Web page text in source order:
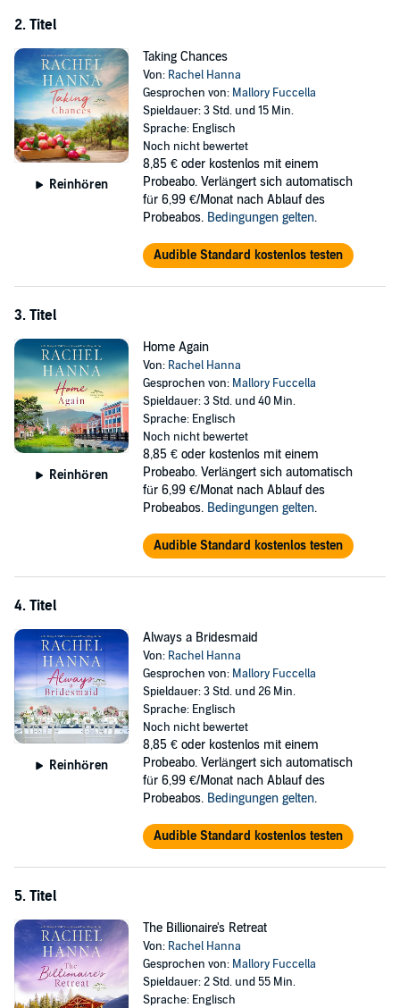
2. Titel
Reinhören
Taking Chances
Von: Rachel Hanna
Gesprochen von: Mallory Fuccella
Spieldauer: 3 Std. und 15 Min.
Sprache: Englisch
Noch nicht bewertet
8,85 € oder kostenlos mit einem
Probeabo. Verlängert sich automatisch
für 6,99 €/Monat nach Ablauf des
Probeabos. Bedingungen gelten.
Audible Standard kostenlos testen
3. Titel
Reinhören
Home Again
Von: Rachel Hanna
Gesprochen von: Mallory Fuccella
Spieldauer: 3 Std. und 40 Min.
Sprache: Englisch
Noch nicht bewertet
8,85 € oder kostenlos mit einem
Probeabo. Verlängert sich automatisch
für 6,99 €/Monat nach Ablauf des
Probeabos. Bedingungen gelten.
Audible Standard kostenlos testen
4. Titel
Reinhören
Always a Bridesmaid
Von: Rachel Hanna
Gesprochen von: Mallory Fuccella
Spieldauer: 3 Std. und 26 Min.
Sprache: Englisch
Noch nicht bewertet
8,85 € oder kostenlos mit einem
Probeabo. Verlängert sich automatisch
für 6,99 €/Monat nach Ablauf des
Probeabos. Bedingungen gelten.
Audible Standard kostenlos testen
5. Titel
The Billionaire's Retreat
Von: Rachel Hanna
Gesprochen von: Mallory Fuccella
Spieldauer: 2 Std. und 55 Min.
Sprache: Englisch